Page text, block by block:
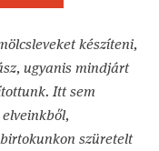
készíteni,
ugyanis mindjárt
Itt sem
szüretelt